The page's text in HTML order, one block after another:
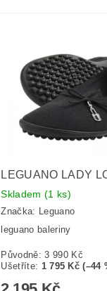
LEGUANO LADY
Skladem (1 ks)
Značka:
Leguano
leguano baleriny
Původně:3 990 Kč
Ušetříte: 1 795 Kč (–44